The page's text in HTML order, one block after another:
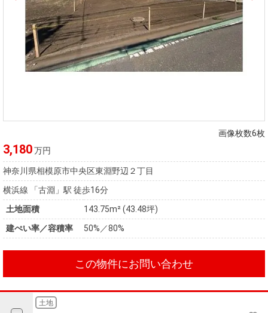
画像枚数6枚
3,180万円
神奈川県相模原市中央区東淵野辺２丁目
横浜線 「古淵」駅 徒歩16分
土地面積
143.75m² (43.48坪)
建ぺい率／容積率
50%／80%
この物件にお問い合わせ
土地